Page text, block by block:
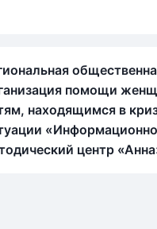
помощи
находящимся в
центр